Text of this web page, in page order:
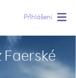
Přihlášení
Faerské